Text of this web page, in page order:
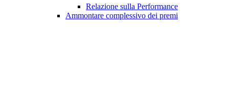
Relazione sulla Performance
Ammontare complessivo dei premi